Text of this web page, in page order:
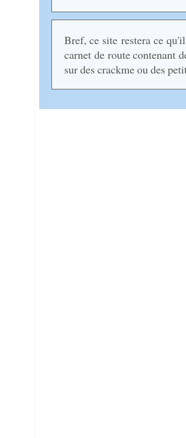
Bref, ce site restera ce
carnet de route contenant
sur des crackme ou des